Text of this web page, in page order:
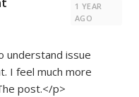
1 YEAR
AGO
understand issue
I feel much more
post.</p>